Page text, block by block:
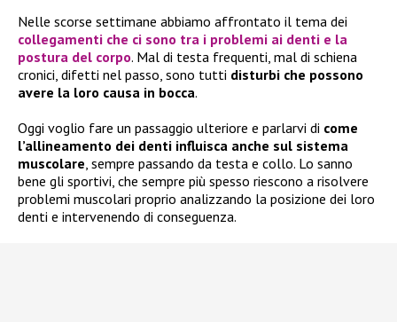
Nelle scorse settimane abbiamo affrontato il tema dei
collegamenti che ci sono tra i problemi ai denti e la
postura del corpo. Mal di testa frequenti, mal di schiena
cronici, difetti nel passo, sono tutti disturbi che possono
avere la loro causa in bocca.
Oggi voglio fare un passaggio ulteriore e parlarvi di come
l’allineamento dei denti influisca anche sul sistema
muscolare, sempre passando da testa e collo. Lo sanno
bene gli sportivi, che sempre più spesso riescono a risolvere
problemi muscolari proprio analizzando la posizione dei loro
denti e intervenendo di conseguenza.